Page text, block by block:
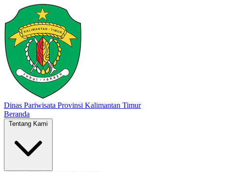
Dinas Pariwisata Provinsi Kalimantan Timur
Beranda
Tentang Kami